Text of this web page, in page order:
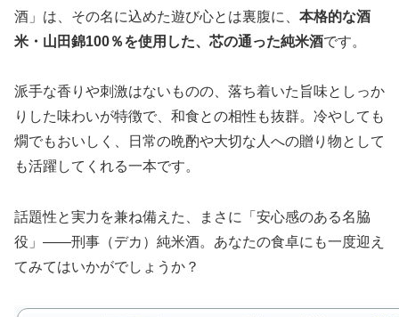
酒」は、その名に込めた遊び心とは裏腹に、 本格的な酒
米・山田錦100％を使用した、芯の通った純米酒です。
派手な香りや刺激はないものの、落ち着いた旨味としっか
りした味わいが特徴で、和食との相性も抜群。冷やしても
燗でもおいしく、日常の晩酌や大切な人への贈り物として
も活躍してくれる一本です。
話題性と実力を兼ね備えた、まさに「安心感のある名脇
役」――刑事（デカ）純米酒。あなたの食卓にも一度迎え
てみてはいかがでしょうか？